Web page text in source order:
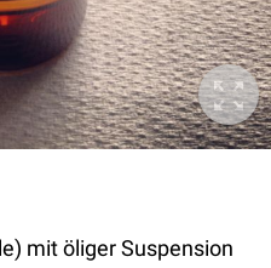
mit öliger Suspension